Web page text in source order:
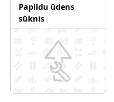
Papildu ūdens
sūknis